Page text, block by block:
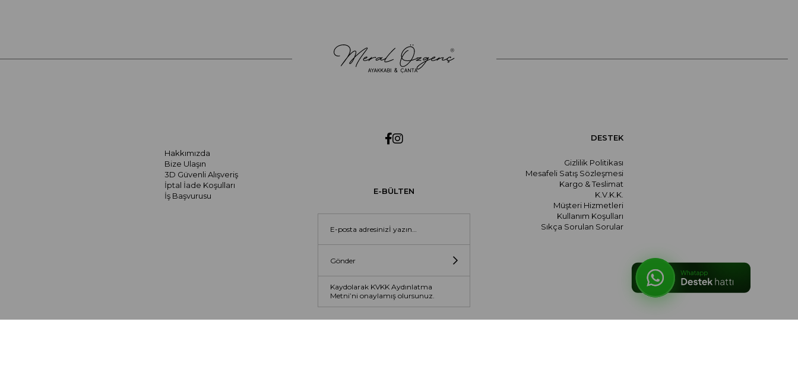
Hakkımızda
Bize Ulaşın
3D Güvenli Alışveriş
İptal İade Koşulları
İş Başvurusu
E-BÜLTEN
Gönder
Kaydolarak KVKK Aydınlatma
Metni’ni onaylamış olursunuz.
DESTEK
Gizlilik Politikası
Mesafeli Satış Sözleşmesi
Kargo & Teslimat
K.V.K.K.
Müşteri Hizmetleri
Kullanım Koşulları
Sıkça Sorulan Sorular